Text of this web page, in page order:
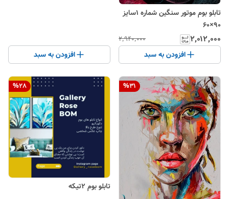
تابلو بوم موتور سنگین شماره ۱سایز
۹۰×۶۰
۲٬۰۱۲٬۰۰۰ ۲٬۹۴۰٬۰۰۰
افزودن به سبد افزودن به سبد
%31
%28
تابلو بوم ۲تیکه